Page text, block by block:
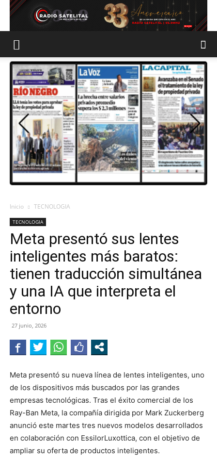
Inicio TECNOLOGIA
TECNOLOGIA
Meta presentó sus lentes
inteligentes más baratos:
tienen traducción simultánea
y una IA que interpreta el
entorno
27 junio, 2026
Meta presentó su nueva línea de lentes inteligentes, uno
de los dispositivos más buscados por las grandes
empresas tecnológicas. Tras el éxito comercial de los
Ray-Ban Meta, la compañía dirigida por Mark Zuckerberg
anunció este martes tres nuevos modelos desarrollados
en colaboración con EssilorLuxottica, con el objetivo de
ampliar su oferta de productos inteligentes.